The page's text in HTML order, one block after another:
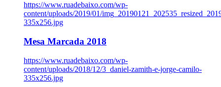
https://www.ruadebaixo.com/wp-
content/uploads/2019/01/
335x256.jpg
Mesa Marcada 2018
https://www.ruadebaixo.com/wp-
content/uploads/2018/12/3_daniel-zamith-e-jorge-camilo-
335x256.jpg